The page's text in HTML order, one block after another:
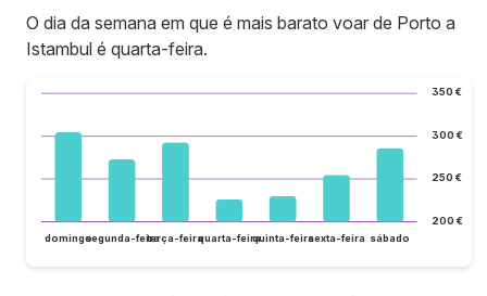
O dia da semana em que é mais barato voar de Porto a
Istambul é quarta-feira.
200 €
250 €
300 €
350 €
domingosegunda-feiraterça-feiraquarta-feiraquinta-feirasexta-feira sábado